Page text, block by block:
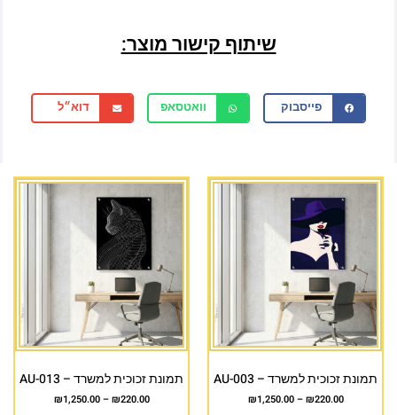
שיתוף קישור מוצר:
פייסבוק וואטסאפ דוא״ל
תמונת זכוכית למשרד – AU-003
₪220.00
–
₪1,250.00
תמונת זכוכית למשרד – AU-013
₪220.00
–
₪1,250.00